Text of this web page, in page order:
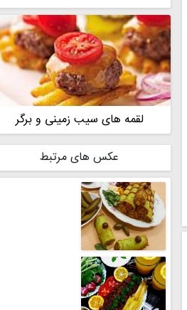
لقمه های سیب زمینی و برگر
عکس های مرتبط